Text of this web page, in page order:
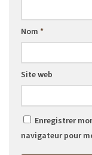
Nom *
Site web
Enregistrer
navigateur pour